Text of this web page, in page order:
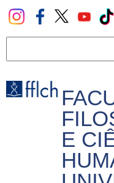
Pular
para
principal
E